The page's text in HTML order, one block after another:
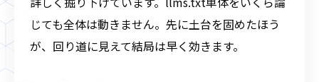
じても全体は動きません。先に土台を固めたほう
が、回り道に見えて結局は早く効きます。